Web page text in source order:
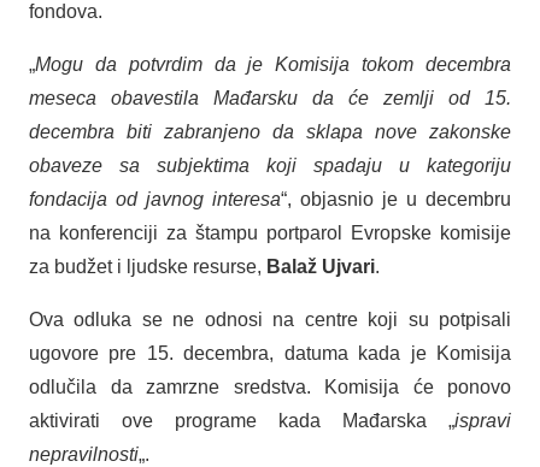
fondova.
„Mogu da potvrdim da je Komisija tokom decembra
meseca obavestila Mađarsku da će zemlji od 15.
decembra biti zabranjeno da sklapa nove zakonske
obaveze sa subjektima koji spadaju u kategoriju
fondacija od javnog interesa“, objasnio je u decembru
na konferenciji za štampu portparol Evropske komisije
za budžet i ljudske resurse, Balaž Ujvari.
Ova odluka se ne odnosi na centre koji su potpisali
ugovore pre 15. decembra, datuma kada je Komisija
odlučila da zamrzne sredstva. Komisija će ponovo
aktivirati ove programe kada Mađarska „ispravi
nepravilnosti„.